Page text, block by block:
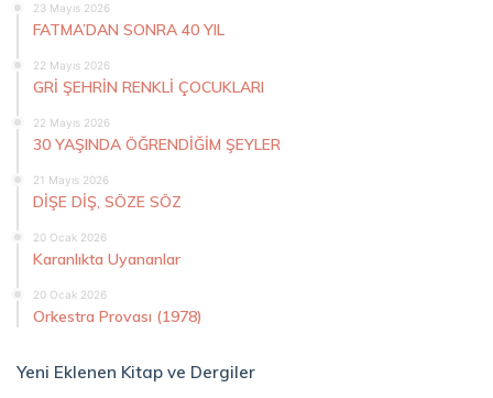
23 Mayıs 2026
FATMA’DAN SONRA 40 YIL
22 Mayıs 2026
GRİ ŞEHRİN RENKLİ ÇOCUKLARI
22 Mayıs 2026
30 YAŞINDA ÖĞRENDİĞİM ŞEYLER
21 Mayıs 2026
DİŞE DİŞ, SÖZE SÖZ
20 Ocak 2026
Karanlıkta Uyananlar
20 Ocak 2026
Orkestra Provası (1978)
Yeni Eklenen Kitap ve Dergiler